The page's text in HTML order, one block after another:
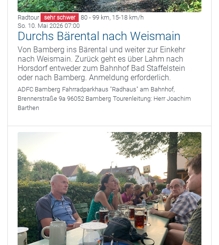
Radtour sehr schwer 80 - 99 km, 15-18 km/h
So. 10. Mai 2026 07:00
Durchs Bärental nach Weismain
Von Bamberg ins Bärental und weiter zur Einkehr
nach Weismain. Zurück geht es über Lahm nach
Horsdorf entweder zum Bahnhof Bad Staffelstein
oder nach Bamberg. Anmeldung erforderlich.
ADFC Bamberg Fahrradparkhaus "Radhaus" am Bahnhof,
Brennerstraße 9a 96052 Bamberg Tourenleitung: Herr Joachim
Barthen